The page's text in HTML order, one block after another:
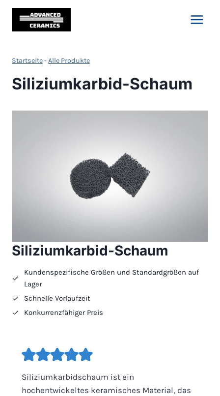
Zum
Inhalt
springen
Startseite-Alle Produkte
Siliziumkarbid-Schaum
Siliziumkarbid-Schaum
Kundenspezifische Größen und Standardgrößen auf
Lager
Schnelle Vorlaufzeit
Konkurrenzfähiger Preis
Siliziumkarbidschaum ist ein
hochentwickeltes keramisches Material, das